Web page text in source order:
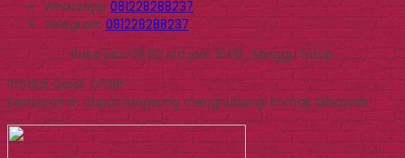
Whatsapp081228288237
Telegram081228288237
Buka jam 09.00 s/d jam 16.00 , Minggu tutup
Produk Quick Order
Pemesanan dapat langsung menghubungi kontak dibawah: